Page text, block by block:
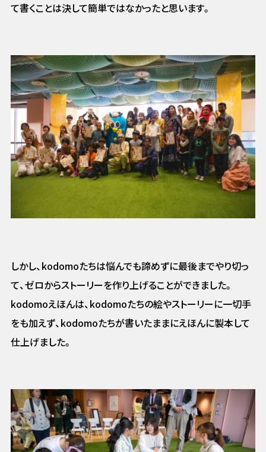
て書くことは決して簡単ではなかったと思います。
しかし、kodomoたちは悩んでも諦めずに最後までやり切っ
て、ゼロからストーリーを作り上げることができました。
kodomoえほんは、kodomoたちの絵やストーリーに一切手
をも加えず、kodomoたちが書いたままにえほんに製本して
仕上げました。